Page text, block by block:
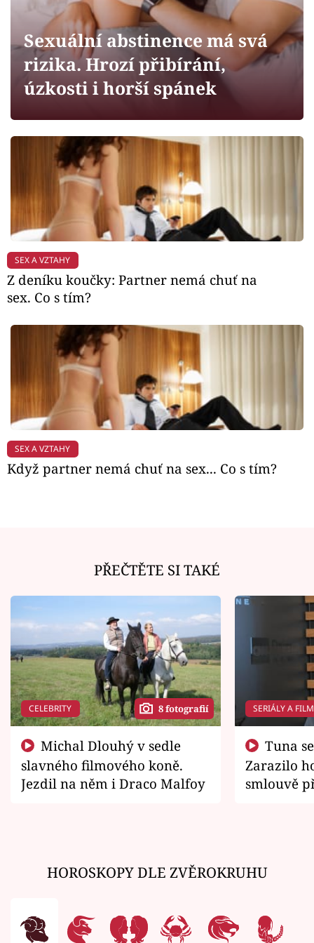
Sledujte prima+
Filmový festival Karlovy Vary
Mámy sobě
Přihlášení
Sledujte nás
Sexuální abstinence má svá
rizika. Hrozí přibírání,
úzkosti i horší spánek
SEX A VZTAHY
Z deníku koučky: Partner nemá chuť na
sex. Co s tím?
SEX A VZTAHY
Když partner nemá chuť na sex... Co s tím?
PŘEČTĚTE SI TAKÉ
CELEBRITY 8 fotografií
slavného filmového koně.
Jezdil na něm i Draco Malfoy
SERIÁLY A
Zarazilo
smlouvě
HOROSKOPY DLE ZVĚROKRUHU